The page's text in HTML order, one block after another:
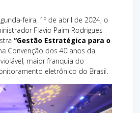
feira, 1º de abril de 2024, o
Flavio Paim Rodrigues
“Gestão Estratégica para o
Convenção dos 40 anos da
maior franquia do
eletrônico do Brasil.